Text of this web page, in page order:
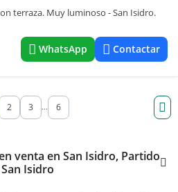
terraza. Muy luminoso - San Isidro.
WhatsApp Contactar
2 3 ... 6
venta en San Isidro, Partido
Isidro